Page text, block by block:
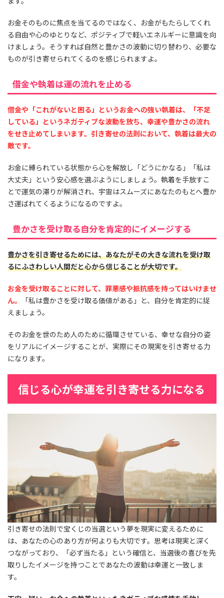
お金そのものに焦点を当てるのではなく、お金がもたらしてくれ
る自由や心のゆとりなど、ポジティブで軽いエネルギーに意識を向
けましょう。そうすれば自然と豊かさの波動に切り替わり、必要な
ものが引き寄せられてくるのを感じられますよ。
借金や執着は運の流れを止める
借金や「これがないと困る」というお金への強い執着は、「不足
している」というネガティブな波動を放ち、幸運や豊かさの流れ
をせき止めてしまいます。引き寄せの法則において、執着は最大の
敵です。
お金に縛られている状態から心を解放し「どうにかなる」「私は
大丈夫」という安心感を選ぶようにしましょう。執着を手放すこ
とで運気の滞りが解消され、宇宙はスムーズにあなたのもとへ豊か
さ運ばれてくるようになるのですよ。
豊かさを受け取る自分を肯定的にイメージする
豊かさを引き寄せるためには、あなたがその大きな流れを受け取
るにふさわしい人間だと心から信じることが大切です。
お金を受け取ることに対して、罪悪感や抵抗感を持ってはいけませ
ん。
「私は豊かさを受け取る価値がある」と、自分を肯定的に捉
えましょう。
そのお金を世のため人のために循環させている、幸せな自分の姿
をリアルにイメージすることが、実際にその現実を引き寄せる力
になります。
信じる心が幸運を引き寄せる力になる
引き寄せの法則で宝くじの当選という夢を現実に変えるために
は、あなたの心のあり方が何よりも大切です。思考は現実と深く
つながっており、「必ず当たる」という確信と、当選後の喜びを先
取りしたイメージを持つことであなたの波動は幸運と一致しま
す。